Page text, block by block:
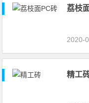
荔枝
2020-
精工